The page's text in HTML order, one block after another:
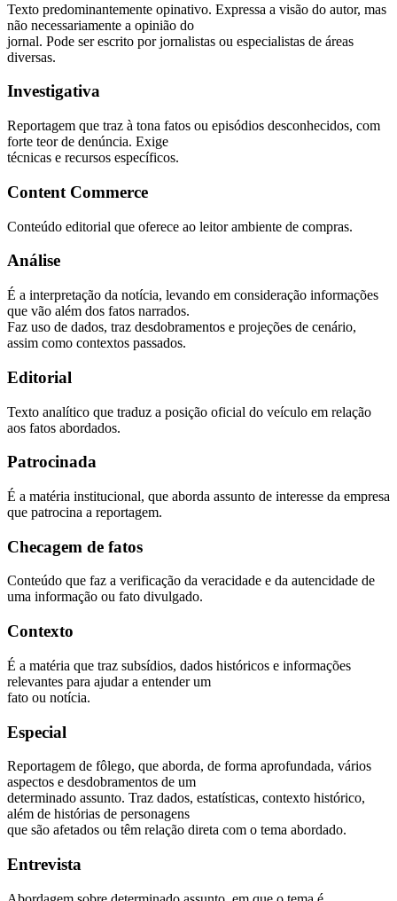
Texto predominantemente opinativo. Expressa a visão do autor, mas
não necessariamente a opinião do
jornal. Pode ser escrito por jornalistas ou especialistas de áreas
diversas.
Investigativa
Reportagem que traz à tona fatos ou episódios desconhecidos, com
forte teor de denúncia. Exige
técnicas e recursos específicos.
Content Commerce
Conteúdo editorial que oferece ao leitor ambiente de compras.
Análise
É a interpretação da notícia, levando em consideração informações
que vão além dos fatos narrados.
Faz uso de dados, traz desdobramentos e projeções de cenário,
assim como contextos passados.
Editorial
Texto analítico que traduz a posição oficial do veículo em relação
aos fatos abordados.
Patrocinada
É a matéria institucional, que aborda assunto de interesse da empresa
que patrocina a reportagem.
Checagem de fatos
Conteúdo que faz a verificação da veracidade e da autencidade de
uma informação ou fato divulgado.
Contexto
É a matéria que traz subsídios, dados históricos e informações
relevantes para ajudar a entender um
fato ou notícia.
Especial
Reportagem de fôlego, que aborda, de forma aprofundada, vários
aspectos e desdobramentos de um
determinado assunto. Traz dados, estatísticas, contexto histórico,
além de histórias de personagens
que são afetados ou têm relação direta com o tema abordado.
Entrevista